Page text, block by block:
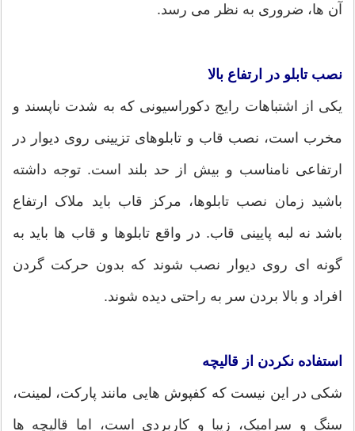
آن ها، ضروری به نظر می رسد.
نصب تابلو در ارتفاع بالا
یکی از اشتباهات رایج دکوراسیونی که به شدت ناپسند و
مخرب است، نصب قاب و تابلوهای تزیینی روی دیوار در
ارتفاعی نامناسب و بیش از حد بلند است. توجه داشته
باشید زمان نصب تابلوها، مرکز قاب باید ملاک ارتفاع
باشد نه لبه پایینی قاب. در واقع تابلوها و قاب ها باید به
گونه ای روی دیوار نصب شوند که بدون حرکت گردن
افراد و بالا بردن سر به راحتی دیده شوند.
استفاده نکردن از قالیچه
شکی در این نیست که کفپوش هایی مانند پارکت، لمینت،
سنگ و سرامیک، زیبا و کاربردی است، اما قالیچه ها